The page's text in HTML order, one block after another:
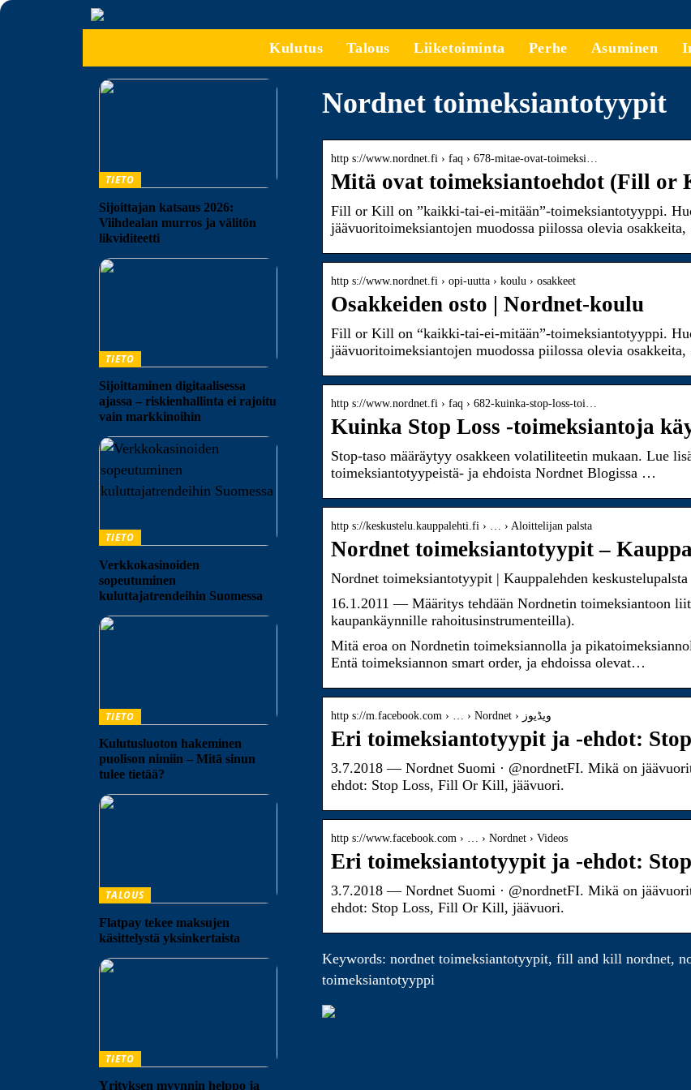
Kulutus Talous Liiketoiminta Perhe Asuminen
Nordnet toimeksiantotyypit
http s://www.nordnet.fi › faq › 678-mitae-ovat-toimeksi…
Mitä ovat toimeksiantoehdot (Fill
Fill or Kill on ”kaikki-tai-ei-mitään”-toimeksiantotyyppi.
jäävuoritoimeksiantojen muodossa piilossa olevia
http s://www.nordnet.fi › opi-uutta › koulu › osakkeet
Osakkeiden osto | Nordnet-koulu
Fill or Kill on “kaikki-tai-ei-mitään”-toimeksiantotyyppi.
jäävuoritoimeksiantojen muodossa piilossa olevia
http s://www.nordnet.fi › faq › 682-kuinka-stop-loss-toi…
Kuinka Stop Loss -toimeksiantoja
Stop-taso määräytyy osakkeen volatiliteetin mukaan. Lue
toimeksiantotyypeistä- ja ehdoista Nordnet Blogissa …
http s://keskustelu.kauppalehti.fi › … › Aloittelijan palsta
Nordnet toimeksiantotyypit –
Nordnet toimeksiantotyypit | Kauppalehden keskustelupalsta
16.1.2011 — Määritys tehdään Nordnetin toimeksiantoon
kaupankäynnille rahoitusinstrumenteilla).
Mitä eroa on Nordnetin toimeksiannolla ja
Entä toimeksiannon smart order, ja ehdoissa olevat…
http s://m.facebook.com › … › Nordnet › ویڈیوز
Eri toimeksiantotyypit ja -ehdot:
3.7.2018 — Nordnet Suomi · @nordnetFI. Mikä on
ehdot: Stop Loss, Fill Or Kill, jäävuori.
http s://www.facebook.com › … › Nordnet › Videos
Eri toimeksiantotyypit ja -ehdot:
3.7.2018 — Nordnet Suomi · @nordnetFI. Mikä on
ehdot: Stop Loss, Fill Or Kill, jäävuori.
Keywords: nordnet toimeksiantotyypit, fill and kill nordnet,
toimeksiantotyyppi
TIETO
Sijoittajan katsaus 2026:
Viihdealan murros ja välitön
likviditeetti
TIETO
Sijoittaminen digitaalisessa
ajassa – riskienhallinta ei rajoitu
vain markkinoihin
TIETO
Verkkokasinoiden
sopeutuminen
kuluttajatrendeihin Suomessa
TIETO
Kulutusluoton hakeminen
puolison nimiin – Mitä sinun
tulee tietää?
TALOUS
Flatpay tekee maksujen
käsittelystä yksinkertaista
TIETO
Yrityksen myynnin helppo ja